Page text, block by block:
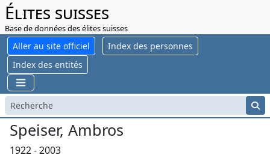
Élites suisses
Base de données des élites suisses
Aller au site officiel
Index des personnes
Index des entités
Speiser, Ambros
1922 - 2003